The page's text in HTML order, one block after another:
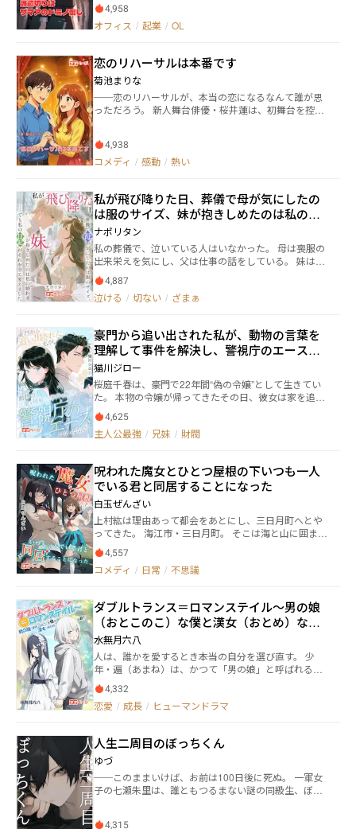
の始まり。 痛快逆転ストーリー、ここに開幕！
4,958
オフィス / 起業 / OL
恋のリハーサルは本番です
菊池まりな
──恋のリハーサルが、本当の恋になるなんて誰が思
っただろう。 新人舞台俳優・桜井蓮は、初舞台を控え
本を通してぶつかり合いながらも、二人は次第に互い
を支え合う存在となっていく。 ところが、蓮のライバ
いを寄せる椎名美咲が加わったことで、 恋と芝居の境
界線が曖昧になっていく。 「恋を知らなきゃ、恋を演
じられない」 ──あかりの提案で始まった“恋愛リサー
チ”という名のデート練習。 それはやがて、二人にとっ
て“リハーサルではない本当の恋”へと変わっていく。
舞台の成功、すれ違い、嫉妬、告白未遂―― 幾度もの誤解
と試練を経て、蓮とあかりは互いの本当の気持ちに気
づく。 初舞台を成功させた後、俳優として成長してい
く蓮と、脚本家として羽ばたくあかり。 離れていても
拶で蓮がサプライズ・プロポーズ。 あかりの涙の返事
は「はい、喜んで！」 ──二人の物語は、ようやく“リ
ハーサル”を終えて“本番”を迎える。 エンドロールでは
一年後、新居で台本を読み合う二人の姿。 「愛してる
よ、脚本家様」「私も、俳優様」 笑顔で抱き合う二人
の姿が、まるで幸せなラストシーンのように幕を閉じ
る。
4,938
コメディ / 感動 / 熱い
私が飛び降りた日、葬儀で母が気にしたの
は服のサイズ、妹が抱きしめたのは私の婚
約者――でも私の日記がそれを全て変えました
ナポリタン
私の葬儀で、泣いている人はいなかった。 母は喪服の
出来栄えを気にし、父は仕事の話をしている。 妹は、
私の婚約者だった人の手を握っていた。 「葉怜はいい
子だった」 「でも、少し陰鬱だったわね」 「これで真
綾も安心できるでしょう」 ――私が死んで、彼らはどこか
る。 なぜ私が「陰鬱」だと言われていたのか。 なぜ私
が「部屋を譲った」のか。 なぜ私が「あの屋上にい
た」のか。 そして―― なぜ、もう取り返しがつかないの
か。 養女が死んだその日から始まる、 決して巻き戻せ
ない“真実”の物語。
4,887
泣ける / 切ない / ざまぁ
豪門から追い出された私が、動物の言葉を
理解して事件を解決し、警視庁のエースに
なったなんて！
猫川ジロー
桜庭千春は、豪門で22年間“偽の令嬢”として生きてい
た。 本物の令嬢が帰ってきたその日、彼女は家を追い
出された。 養兄は冷たく言った。 「もう二度と帰って
くるな」 本物の令嬢は泣きながら訴える。 「姉さんが
私を階段から突き落としたんです！」 だが、誰も彼女
自分の人生がこれで終わりだと思った。 そんな時、窓
の外からカラスが言った。 「誰かがお前を殺しに来て
る！」 ――彼女は動物の言葉が理解できるようになった。
カラス：「あの連続殺人犯はお前の下の階で3時間も待
ち伏せしてた！」 柴犬：「盗みを働いたのは清掃員
だ。右手に桜のタトゥーがある！」 野良猫：「ペット
エンタープライズの社員が毒を入れてた。私たちみん
な見たよ！」 千春：「？？？動物たちの情報、監視カ
メラより役立つの？」 動物たちの情報を元に連続殺人
の最年少顧問へと逆転した。 本物の令嬢：「姉さん、
きっと運が良かっただけだわ！」 その後、千春が動物
たちに助けられ続けた結果、本物の令嬢はすべての罪
を暴かれ、刑務所に送られることになった。 養母は泣
きながら謝罪に来た。 「千春、あなたこそ私たちが大
切にすべき娘だったのよ……」 千春は柴犬の頭を撫で
ながら、振り返ることなく言った。 「ごめんなさい、
私はもっと素晴らしい家族ができたんです。」
4,625
主人公最強 / 兄妹 / 財閥
呪われた魔女とひとつ屋根の下――いつも一人
でいる君と同居することになった
白玉ぜんざい
上村紘は理由あって都会をあとにし、三日月町へとや
ってきた。 海江市・三日月町。 そこは海と山に囲まれ
た田舎町。 三日月町には『三日月の魔女』という都市
伝説が知れ渡っていた。 今はもう使われていないバス
停で深夜に待っていると洋館へと導くバスがやってき
その日の夜にバス停へと向かった。 信じてはいなかっ
た。 ただ、面白半分というか、好奇心の赴くままの行
動だった。 しかし、紘の前にそのバスは現れた。 導か
れるままに洋館へと向かった紘は、そこで一人の少女
と出逢う。 驚くことに、その少女は教室でいつも一人
でいる女の子、双葉閑で。 閑は自らを魔女だと語り。
そして、どういうわけか……。 「あなた、ここに住み
なさい」 同居を強いられてしまう。 この出逢いをきっ
かけに、紘は三日月町の伝説に深く関わっていくこと
しない。 ーーーーーーー 毎週火曜日、土曜日の週２更
新で連載できるよう頑張りますので、応援していただ
けると嬉しいです。 更新時間は２０時１０分頃を目安
にしています。
4,557
コメディ / 日常 / 不思議
ダブルトランス＝ロマンステイル～男の娘
（おとこのこ）な僕と漢女（おとめ）な君
と～
水無月六八
人は、誰かを愛するとき――本当の自分を選び直す。 少
年・遍（あまね）は、かつて「男の娘」と呼ばれる中
性的な存在だった。 だが、ある出会いによって彼の人
生は静かに変わり始める。 それは、王子のように凛々
しく振る舞う少女・レイ。 そして、人類を救う夢を語
「誰として生きるのか」を問い続ける。 やがて彼らの
物語は、ただの青春の物語では終わらない。 聖書、哲
学、そして人類の想像力が織りなす―― 「人はなぜ物語を
信じるのか」という問いへと繋がっていく。 恋愛、成
長、ジェンダー、そして思想。 過去二千年の思想史を
語〉。 これは―― 人間の心と世界を変えてきた「物語」の
4,332
恋愛 / 成長 / ヒューマンドラマ
人生二周目のぼっちくん
ゆづ
──このままいけば、お前は100日後に死ぬ。 一軍女
子の七瀬朱里は、誰ともつるまない謎の同級生、ぼっ
4,315